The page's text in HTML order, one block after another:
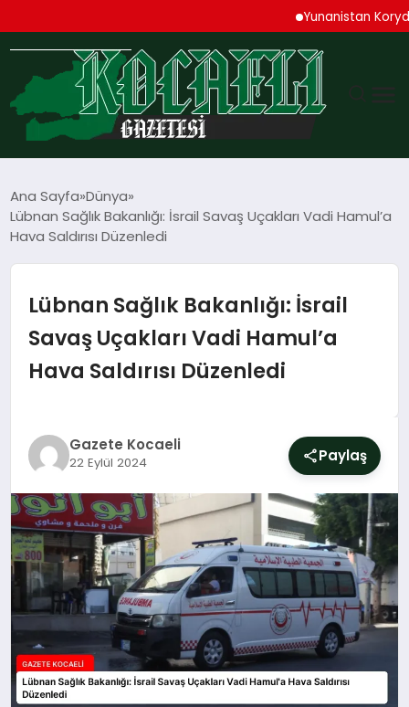
Yunanistan
TEKNOLOJI
MAGAZIN
YAŞAM
DÜNYA
SAĞLIK
EĞITIM
Ana Sayfa Dünya
Lübnan Sağlık Bakanlığı: İsrail Savaş Uçakları Vadi Hamul’a
Hava Saldırısı Düzenledi
Lübnan Sağlık Bakanlığı: İsrail
Savaş Uçakları Vadi Hamul’a
Hava Saldırısı Düzenledi
Gazete Kocaeli
22 Eylül 2024 Paylaş